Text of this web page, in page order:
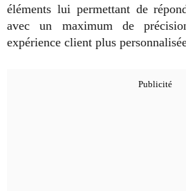
éléments lui permettant de
avec un maximum de
expérience client plus